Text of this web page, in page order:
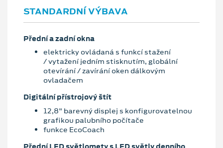
STANDARDNÍ VÝBAVA
Přední a zadní okna
elektricky ovládaná s funkcí stažení
/ vytažení jedním stisknutím, globální
otevírání / zavírání oken dálkovým
ovladačem
Digitální přístrojový štít
12,8" barevný displej s konfigurovatelnou
grafikou palubního počítače
funkce EcoCoach